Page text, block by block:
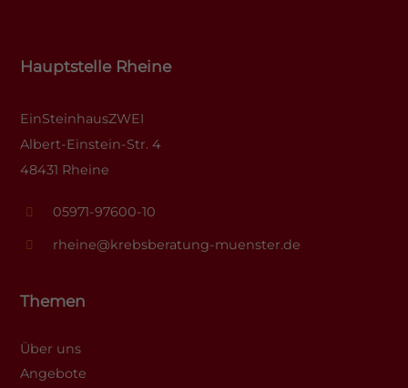
Hauptstelle Rheine
EinSteinhausZWEI
Albert-Einstein-Str. 4
48431 Rheine
05971-97600-10
rheine@krebsberatung-muenster.de
Themen
Über uns
Angebote